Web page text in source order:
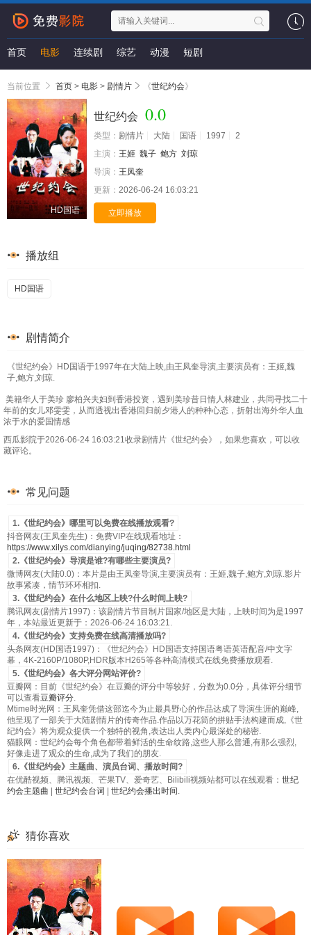
首页 电影 连续剧 综艺 动漫 短剧
当前位置 首页 > 电影 > 剧情片 《世纪约会》
HD国语
世纪约会 0.0
类型： 剧情片 大陆 国语 1997
2
主演： 王姬 魏子 鲍方 刘琼
导演： 王凤奎
更新： 2026-06-24 16:03:21
立即播放
播放组
HD国语
剧情简介
《世纪约会》HD国语于1997年在大陆上映,由王凤奎导演,主要演员有：王姬,魏
子,鲍方,刘琼.
美籍华人于美珍 廖柏兴夫妇到香港投资，遇到美珍昔日情人林建业，共同寻找二十
年前的女儿邓雯雯，从而透视出香港回归前夕港人的种种心态，折射出海外华人血
浓于水的爱国情感
西瓜影院于2026-06-24 16:03:21收录剧情片《世纪约会》，如果您喜欢，可以收
藏评论。
常见问题
1.《世纪约会》哪里可以免费在线播放观看?
抖音网友(王凤奎先生)：免费VIP在线观看地址：
https://www.xilys.com/dianying/juqing/82738.html
2.《世纪约会》导演是谁?有哪些主要演员?
微博网友(大陆0.0)：本片是由王凤奎导演,主要演员有：王姬,魏子,鲍方,刘琼.影片
故事紧凑，情节环环相扣.
3.《世纪约会》在什么地区上映?什么时间上映?
腾讯网友(剧情片1997)：该剧情片节目制片国家/地区是大陆，上映时间为是1997
年，本站最近更新于：2026-06-24 16:03:21.
4.《世纪约会》支持免费在线高清播放吗?
头条网友(HD国语1997)：《世纪约会》HD国语支持国语粤语英语配音/中文字
幕，4K-2160P/1080P,HDR版本H265等各种高清模式在线免费播放观看.
5.《世纪约会》各大评分网站评价?
豆瓣网：目前《世纪约会》在豆瓣的评分中等较好，分数为0.0分，具体评分细节
可以查看豆瓣评分.
Mtime时光网：王凤奎凭借这部迄今为止最具野心的作品达成了导演生涯的巅峰,
他呈现了一部关于大陆剧情片的传奇作品.作品以万花筒的拼贴手法构建而成,《世
纪约会》将为观众提供一个独特的视角,表达出人类内心最深处的秘密.
猫眼网：世纪约会每个角色都带着鲜活的生命纹路,这些人那么普通,有那么强烈,
好像走进了观众的生命,成为了我们的朋友.
6.《世纪约会》主题曲、演员台词、播放时间?
在优酷视频、腾讯视频、芒果TV、爱奇艺、Bilibili视频站都可以在线观看： 世纪
约会主题曲
世纪约会台词 世纪约会播出时间 .
猜你喜欢